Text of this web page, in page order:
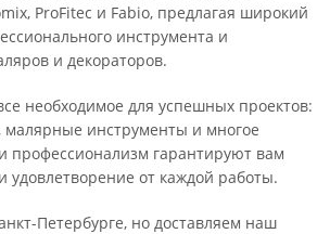
ProFitec и Fabio, предлагая широкий
инструмента и
и декораторов.
необходимое для успешных проектов:
малярные инструменты и многое
профессионализм гарантируют вам
удовлетворение от каждой работы.
Петербурге, но доставляем наш